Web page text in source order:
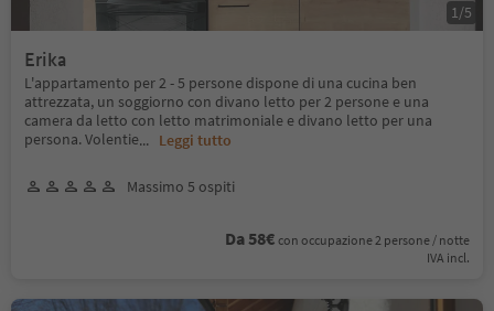
Erika
L'appartamento per 2 - 5 persone dispone di una cucina ben
attrezzata, un soggiorno con divano letto per 2 persone e una
camera da letto con letto matrimoniale e divano letto per una
persona. Volentie... Leggi tutto
Massimo 5 ospiti
Da 58€ con occupazione 2 persone / notte
IVA incl.
1 /5